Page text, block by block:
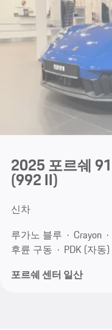
2025 포르쉐
(992 II)
신차
루가노 블루
Crayon
후륜 구동
PDK (자동)
포르쉐 센터 일산